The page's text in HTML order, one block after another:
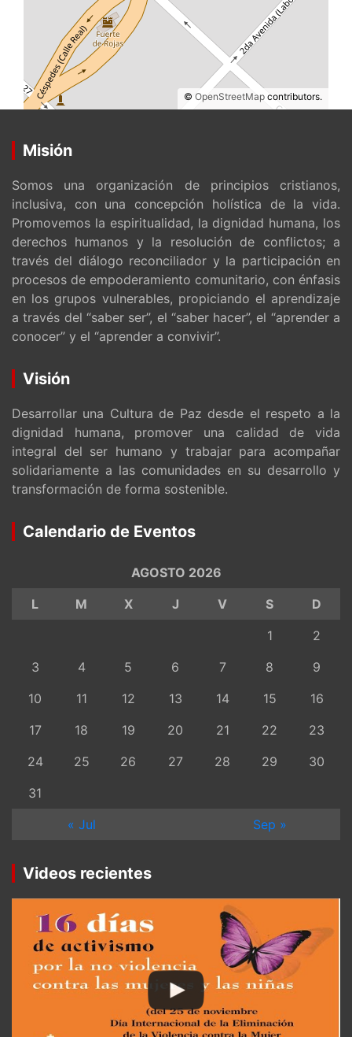
© OpenStreetMap contributors.
Misión
Somos una organización de principios cristianos,
inclusiva, con una concepción holística de la vida.
Promovemos la espiritualidad, la dignidad humana, los
derechos humanos y la resolución de conflictos; a
través del diálogo reconciliador y la participación en
procesos de empoderamiento comunitario, con énfasis
en los grupos vulnerables, propiciando el aprendizaje
a través del “saber ser”, el “saber hacer”, el “aprender a
conocer” y el “aprender a convivir”.
Visión
Desarrollar una Cultura de Paz desde el respeto a la
dignidad humana, promover una calidad de vida
integral del ser humano y trabajar para acompañar
solidariamente a las comunidades en su desarrollo y
transformación de forma sostenible.
Calendario de Eventos
AGOSTO 2026
L
M X J V S
D
1
2
3
4 5 6 7 8
9
10
11 12 13 14 15
16
17
18 19 20 21 22
23
24
25 26 27 28 29
30
31
« Jul
Sep »
Videos recientes